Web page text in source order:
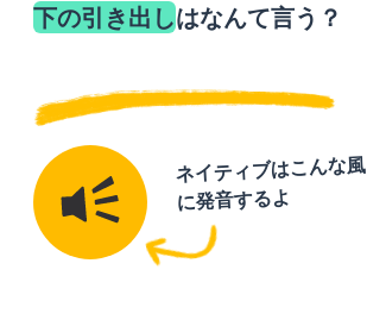
下の引き出しはなんて言う？
ネイティブはこんな風
に発音するよ